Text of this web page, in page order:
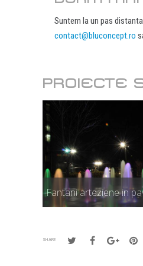
Suntem la un pas
contact@bluconcept.ro
PROIECTE
Fantani arteziene in
SHARE